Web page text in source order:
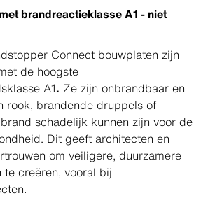
brandreactieklasse A1 - niet
Connect bouwplaten zijn
de hoogste
A1. Ze zijn onbrandbaar en
rook, brandende druppels of
schadelijk kunnen zijn voor de
Dit geeft architecten en
om veiligere, duurzamere
creëren, vooral bij